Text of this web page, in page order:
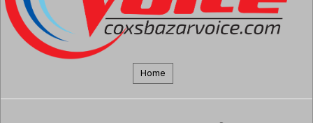
৭
‘আমি আমার শারীরিক গঠন পছন্দ
করি’
Home